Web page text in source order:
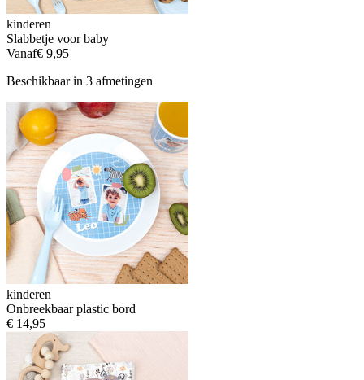
kinderen
Slabbetje voor baby
Vanaf€ 9,95
Beschikbaar in 3 afmetingen
kinderen
Onbreekbaar plastic bord
€ 14,95